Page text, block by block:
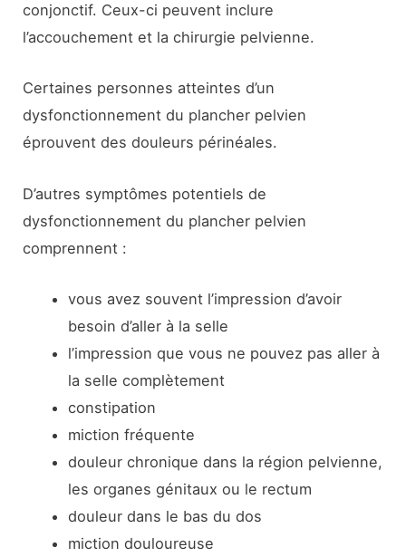
conjonctif. Ceux-ci peuvent inclure
l’accouchement et la chirurgie pelvienne.
Certaines personnes atteintes d’un
dysfonctionnement du plancher pelvien
éprouvent des douleurs périnéales.
D’autres symptômes potentiels de
dysfonctionnement du plancher pelvien
comprennent :
vous avez souvent l’impression d’avoir
besoin d’aller à la selle
l’impression que vous ne pouvez pas aller à
la selle complètement
constipation
miction fréquente
douleur chronique dans la région pelvienne,
les organes génitaux ou le rectum
douleur dans le bas du dos
miction douloureuse